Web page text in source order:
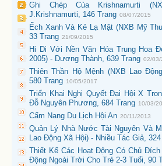
Ghi Chép Của Krishnamurti
J.Krishnamurti, 146 Trang 08/07/2015
Ếch Xanh Và Kẻ Lạ Mặt (NXB Mỹ
33 Trang 21/09/2015
Hi Di Với Nền Văn Hóa Trung Hoa
2005) - Dương Thành, 639 Trang 02/03/
Thiên Thần Hộ Mệnh (NXB Lao
580 Trang 10/05/2017
Triển Khai Nghị Quyết Đại Hội X
Đỗ Nguyên Phương, 684 Trang 10/03/
Cẩm Nang Du Lịch Hội An 20/11/2013
Quản Lý Nhà Nước Tài Nguyên Và
Lao Động Xã Hội) - Nhiều Tác Giả,
Thiết Kế Các Hoạt Động Có Chủ
Động Ngoài Trời Cho Trẻ 2-3 Tuổi, 90